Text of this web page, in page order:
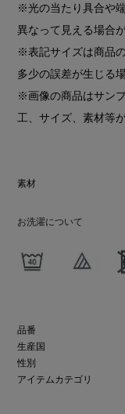
※光の当たり具合や
異なって見える場合
※表記サイズは商品
多少の誤差が生じる
※画像の商品はサン
工、サイズ、素材等
素材
お洗濯について
品番
生産国
性別
アイテムカテゴリ